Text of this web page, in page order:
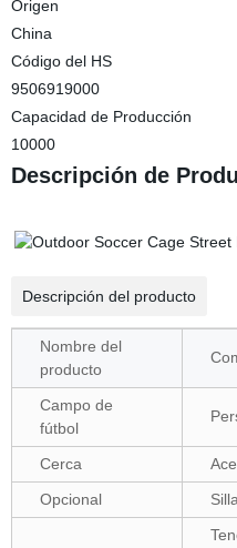
Origen
China
Código del HS
9506919000
Capacidad de Producción
10000
Descripción de
Descripción del producto
Nombre del
producto
Campo de
fútbol
Cerca
Opcional